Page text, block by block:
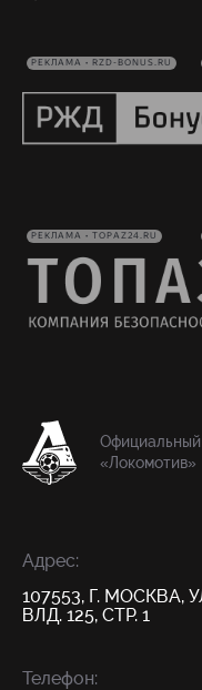
РЕКЛАМА • RZD-BONUS.RU
РЕКЛАМА • TOPAZ24.RU
Официальный
«Локомотив»
Адрес:
107553, Г. МОСКВА,
ВЛД. 125, СТР. 1
Телефон: